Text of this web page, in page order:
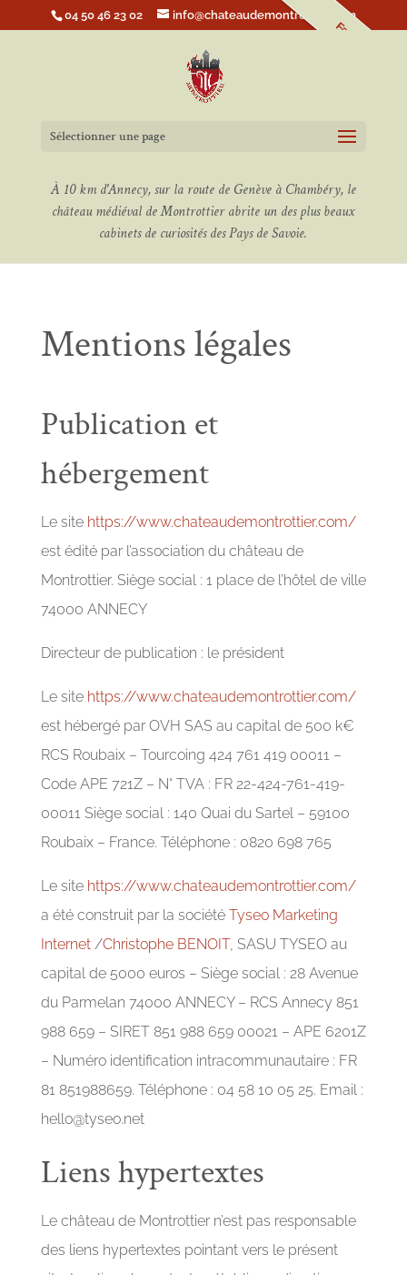
04 50 46 23 02 info@chateaudemontrottier.com
Sélectionner une page
À 10 km d'Annecy, sur la route de Genève à Chambéry, le
château médiéval de Montrottier abrite un des plus beaux
cabinets de curiosités des Pays de Savoie.
Mentions légales
Publication et
hébergement
Le site https://www.chateaudemontrottier.com/
est édité par l’association du château de
Montrottier. Siège social : 1 place de l’hôtel de ville
74000 ANNECY
Directeur de publication : le président
Le site https://www.chateaudemontrottier.com/
est hébergé par OVH SAS au capital de 500 k€
RCS Roubaix – Tourcoing 424 761 419 00011 –
Code APE 721Z – N° TVA : FR 22-424-761-419-
00011 Siège social : 140 Quai du Sartel – 59100
Roubaix – France. Téléphone : 0820 698 765
Le site https://www.chateaudemontrottier.com/
a été construit par la société Tyseo Marketing
Internet/Christophe BENOIT, SASU TYSEO au
capital de 5000 euros – Siège social : 28 Avenue
du Parmelan 74000 ANNECY – RCS Annecy 851
988 659 – SIRET 851 988 659 00021 – APE 6201Z
– Numéro identification intracommunautaire : FR
81 851988659. Téléphone : 04 58 10 05 25. Email :
hello@tyseo.net
Liens hypertextes
Le château de Montrottier n’est pas responsable
des liens hypertextes pointant vers le présent
Faire un don